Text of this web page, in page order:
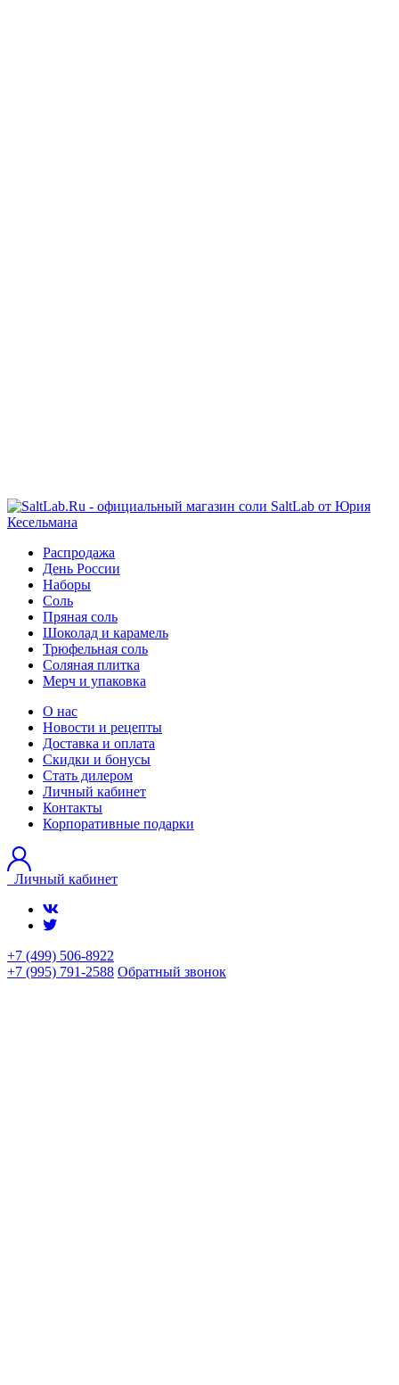
Распродажа
День России
Наборы
Соль
Пряная соль
Шоколад и карамель
Трюфельная соль
Соляная плитка
Мерч и упаковка
О нас
Новости и рецепты
Доставка и оплата
Скидки и бонусы
Стать дилером
Личный кабинет
Контакты
Корпоративные подарки
Личный кабинет
+7 (499) 506-8922
+7 (995) 791-2588 Обратный звонок